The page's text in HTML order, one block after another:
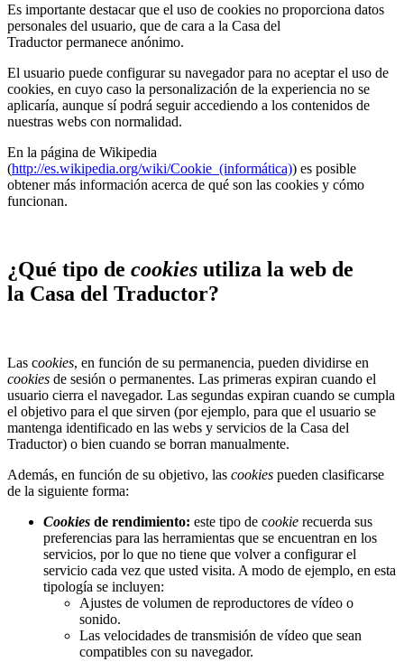
Es importante destacar que el uso de cookies no proporciona datos
personales del usuario, que de cara a la Casa del
Traductor permanece anónimo.
El usuario puede configurar su navegador para no aceptar el uso de
cookies, en cuyo caso la personalización de la experiencia no se
aplicaría, aunque sí podrá seguir accediendo a los contenidos de
nuestras webs con normalidad.
En la página de Wikipedia
(http://es.wikipedia.org/wiki/Cookie_(informática)) es posible
obtener más información acerca de qué son las cookies y cómo
funcionan.
¿Qué tipo de cookies utiliza la web de
la Casa del Traductor?
Las cookies, en función de su permanencia, pueden dividirse en
cookies de sesión o permanentes. Las primeras expiran cuando el
usuario cierra el navegador. Las segundas expiran cuando se cumpla
el objetivo para el que sirven (por ejemplo, para que el usuario se
mantenga identificado en las webs y servicios de la Casa del
Traductor) o bien cuando se borran manualmente.
Además, en función de su objetivo, las cookies pueden clasificarse
de la siguiente forma:
Cookies de rendimiento: este tipo de cookie recuerda sus
preferencias para las herramientas que se encuentran en los
servicios, por lo que no tiene que volver a configurar el
servicio cada vez que usted visita. A modo de ejemplo, en esta
tipología se incluyen:
Ajustes de volumen de reproductores de vídeo o
sonido.
Las velocidades de transmisión de vídeo que sean
compatibles con su navegador.